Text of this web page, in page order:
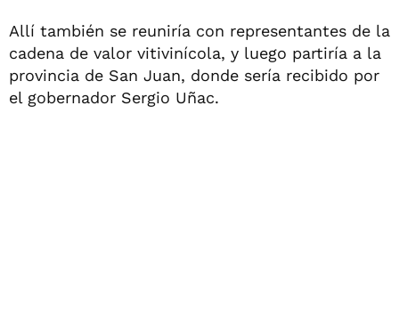
Allí también se reuniría con representantes de la
cadena de valor vitivinícola, y luego partiría a la
provincia de San Juan, donde sería recibido por
el gobernador Sergio Uñac.